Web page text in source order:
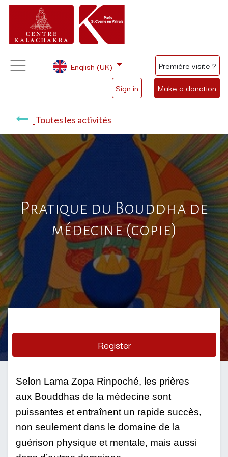
Sign in Make a donation
English (UK) Première visite ?
Toutes les activités
Pratique du Bouddha de
médecine (copie)
Register
Selon Lama Zopa Rinpoché, les prières
aux Bouddhas de la médecine sont
puissantes et entraînent un rapide succès,
non seulement dans le domaine de la
guérison physique et mentale, mais aussi